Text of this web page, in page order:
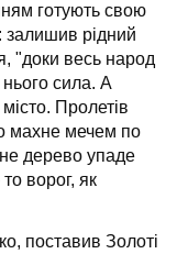
готують свою
залишив рідний
"доки весь народ
нього сила. А
Пролетів
махне мечем по
дерево упаде
ворог, як
поставив Золоті